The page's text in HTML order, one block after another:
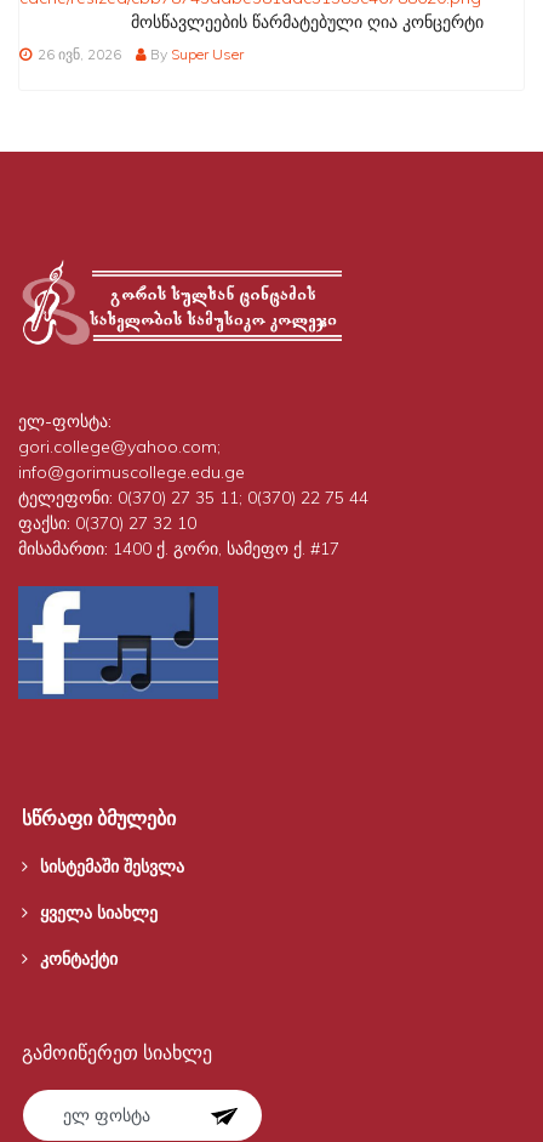
მოსწავლეების წარმატებული ღია კონცერტი
26 ივნ, 2026 By Super User
ელ-ფოსტა:
gori.college@yahoo.com;
info@gorimuscollege.edu.ge
ტელეფონი: 0(370) 27 35 11; 0(370) 22 75 44
ფაქსი: 0(370) 27 32 10
მისამართი: 1400 ქ. გორი, სამეფო ქ. #17
სწრაფი ბმულები
სისტემაში შესვლა
ყველა სიახლე
კონტაქტი
გამოიწერეთ სიახლე